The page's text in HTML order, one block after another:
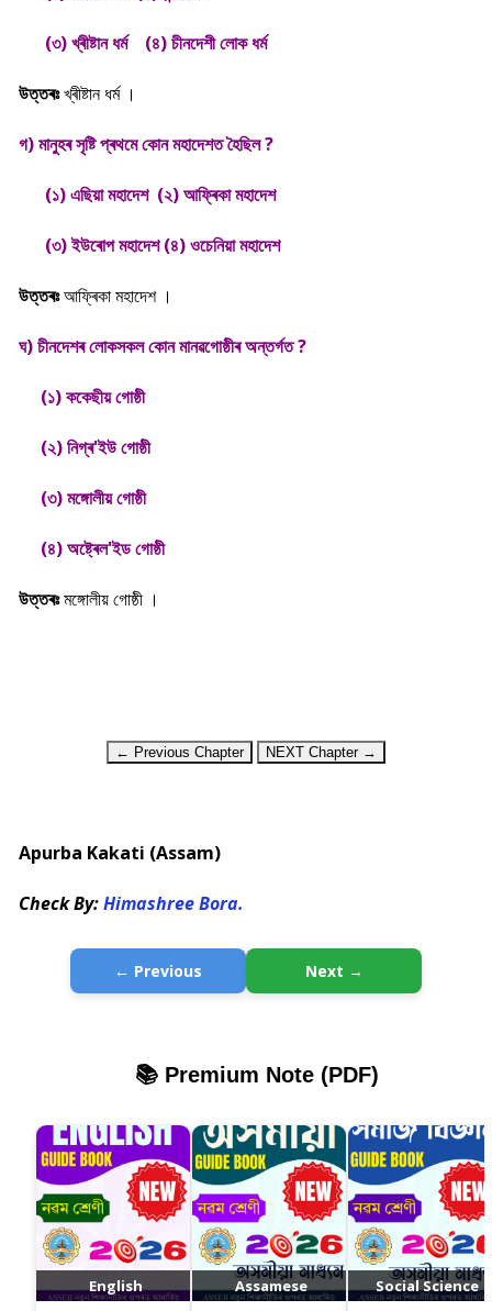
(৩) খ্ৰীষ্টান ধৰ্ম (৪) চীনদেশী লোক ধৰ্ম
উত্তৰঃখ্ৰীষ্টান ধৰ্ম ।
গ) মানুহৰ সৃষ্টি প্ৰথমে কোন মহাদেশত হৈছিল ?
(১) এছিয়া মহাদেশ (২) আফ্ৰিকা মহাদেশ
(৩) ইউৰোপ মহাদেশ (৪) ওচেনিয়া মহাদেশ
উত্তৰঃআফ্ৰিকা মহাদেশ ।
ঘ) চীনদেশৰ লোকসকল কোন মানৱগোষ্ঠীৰ অন্তৰ্গত ?
(১) ককেছীয় গোষ্ঠী
(২) নিগ্ৰ'ইউ গোষ্ঠী
(৩) মঙ্গোলীয় গোষ্ঠী
(৪) অষ্ট্ৰেল'ইড গোষ্ঠী
উত্তৰঃমঙ্গোলীয় গোষ্ঠী ।
← Previous Chapter NEXT Chapter →
Apurba Kakati (Assam)
Check By:Himashree Bora.
← Previous Next →
📚 Premium Note (PDF)
English Assamese Social Science